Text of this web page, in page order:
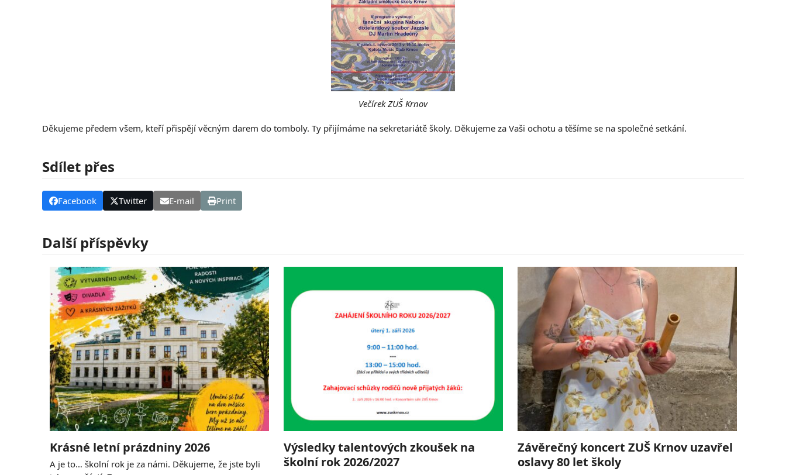
Večírek ZUŠ Krnov
Děkujeme předem všem, kteří přispějí věcným darem do tomboly. Ty přijímáme na sekretariátě školy. Děkujeme za Vaši ochotu a těšíme se na společné setkání.
Sdílet přes
Facebook Twitter E-mail Print
Další příspěvky
Krásné letní prázdniny 2026
A je to… školní rok je za námi. Děkujeme, že jste byli
Výsledky talentových zkoušek na
školní rok 2026/2027
Závěrečný koncert ZUŠ Krnov uzavřel
oslavy 80 let školy